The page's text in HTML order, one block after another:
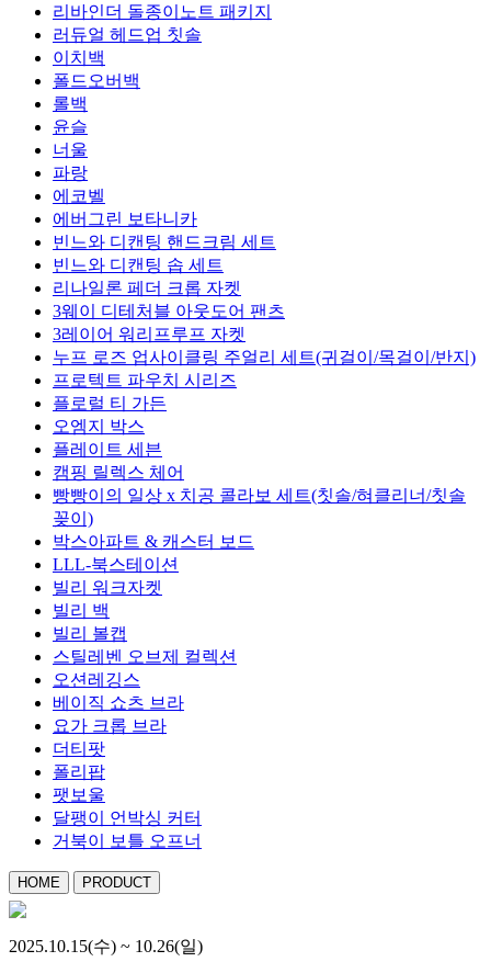
리바인더 돌종이노트 패키지
러듀얼 헤드업 칫솔
이치백
폴드오버백
롤백
윤슬
너울
파랑
에코벨
에버그린 보타니카
빈느와 디캔팅 핸드크림 세트
빈느와 디캔팅 솝 세트
리나일론 페더 크롭 자켓
3웨이 디테처블 아웃도어 팬츠
3레이어 워리프루프 자켓
누프 로즈 업사이클링 주얼리 세트(귀걸이/목걸이/반지)
프로텍트 파우치 시리즈
플로럴 티 가든
오엠지 박스
플레이트 세븐
캠핑 릴렉스 체어
빵빵이의 일상 x 치공 콜라보 세트(칫솔/혀클리너/칫솔
꽂이)
박스아파트 & 캐스터 보드
LLL-북스테이션
빌리 워크자켓
빌리 백
빌리 볼캡
스틸레벤 오브제 컬렉션
오션레깅스
베이직 쇼츠 브라
요가 크롭 브라
더티팟
폴리팝
팻보울
달팽이 언박싱 커터
거북이 보틀 오프너
HOME PRODUCT
2025.10.15(수) ~ 10.26(일)